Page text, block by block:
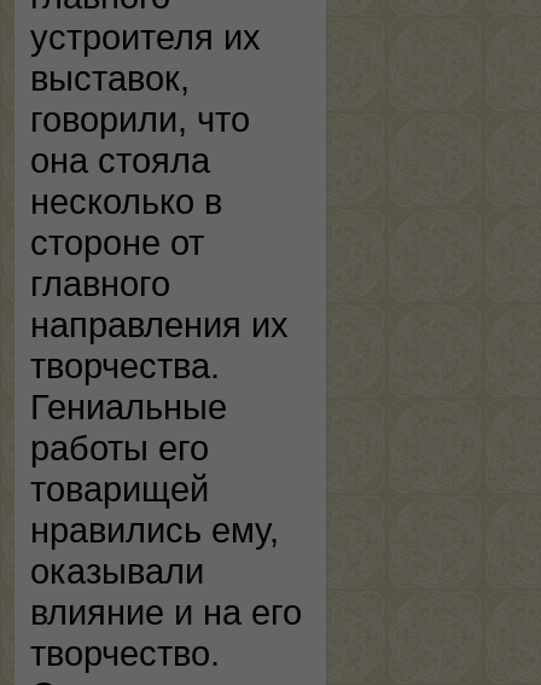
устроителя их
выставок,
говорили, что
она стояла
несколько в
стороне от
главного
направления их
творчества.
Гениальные
работы его
товарищей
нравились ему,
оказывали
влияние и на его
творчество.